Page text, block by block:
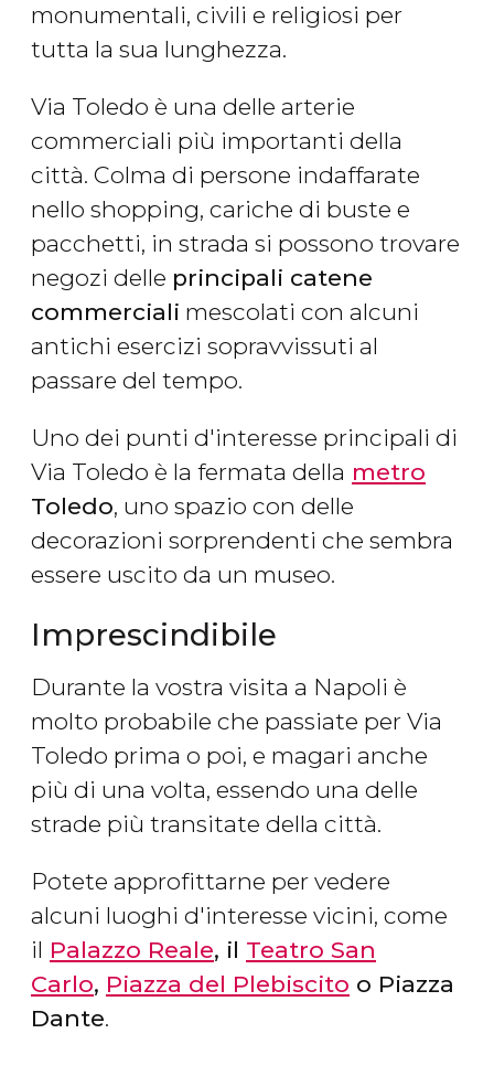
monumentali, civili e religiosi per
tutta la sua lunghezza.
Via Toledo è una delle arterie
commerciali più importanti della
città. Colma di persone indaffarate
nello shopping, cariche di buste e
pacchetti, in strada si possono trovare
negozi delle principali catene
commerciali mescolati con alcuni
antichi esercizi sopravvissuti al
passare del tempo.
Uno dei punti d'interesse principali di
Via Toledo è la fermata della metro
Toledo, uno spazio con delle
decorazioni sorprendenti che sembra
essere uscito da un museo.
Imprescindibile
Durante la vostra visita a Napoli è
molto probabile che passiate per Via
Toledo prima o poi, e magari anche
più di una volta, essendo una delle
strade più transitate della città.
Potete approfittarne per vedere
alcuni luoghi d'interesse vicini, come
il Palazzo Reale, il Teatro San
Carlo, Piazza del Plebiscito o Piazza
Dante.